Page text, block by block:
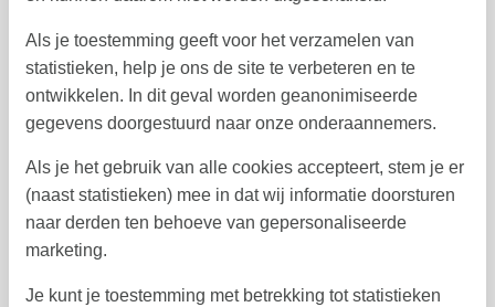
35
36
31
Wil je vrijblijvend vroegtijdig boeken?
Vroegtijdig boeken
Aankomst mogelijk
Als je toestemming geeft voor het verzamelen van
statistieken, help je ons de site te verbeteren en te
ontwikkelen. In dit geval worden geanonimiseerde
gegevens doorgestuurd naar onze onderaannemers.
Als je het gebruik van alle cookies accepteert, stem je er
(naast statistieken) mee in dat wij informatie doorsturen
naar derden ten behoeve van gepersonaliseerde
marketing.
Je kunt je toestemming met betrekking tot statistieken